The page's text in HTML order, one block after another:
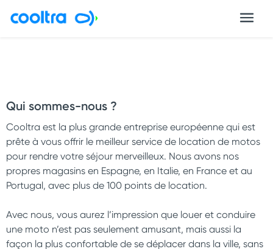
Qui sommes-nous ?
Cooltra est la plus grande entreprise européenne qui est
prête à vous offrir le meilleur service de location de motos
pour rendre votre séjour merveilleux. Nous avons nos
propres magasins en Espagne, en Italie, en France et au
Portugal, avec plus de 100 points de location.
Avec nous, vous aurez l’impression que louer et conduire
une moto n’est pas seulement amusant, mais aussi la
façon la plus confortable de se déplacer dans la ville, sans